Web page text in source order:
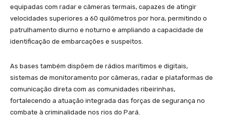
equipadas com radar e câmeras termais, capazes de atingir
velocidades superiores a 60 quilômetros por hora, permitindo o
patrulhamento diurno e noturno e ampliando a capacidade de
identificação de embarcações e suspeitos.
As bases também dispõem de rádios marítimos e digitais,
sistemas de monitoramento por câmeras, radar e plataformas de
comunicação direta com as comunidades ribeirinhas,
fortalecendo a atuação integrada das forças de segurança no
combate à criminalidade nos rios do Pará.